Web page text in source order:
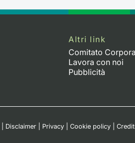
Altri link
Comitato
Lavora con noi
Pubblicità
Disclaimer Privacy Cookie policy